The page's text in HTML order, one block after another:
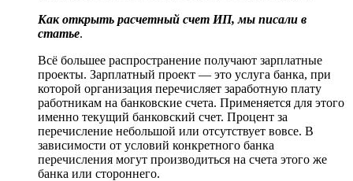
Как открыть расчетный счет ИП, мы писали в
статье.
Всё большее распространение получают зарплатные
проекты. Зарплатный проект — это услуга банка, при
которой организация перечисляет заработную плату
работникам на банковские счета. Применяется для этого
именно текущий банковский счет. Процент за
перечисление небольшой или отсутствует вовсе. В
зависимости от условий конкретного банка
перечисления могут производиться на счета этого же
банка или стороннего.